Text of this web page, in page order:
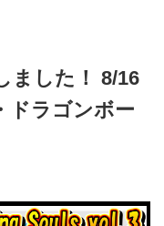
ました！ 8/16
ドラゴンボー